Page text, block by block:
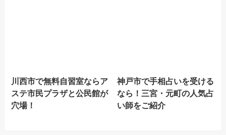
川西市で無料自習室ならア
ステ市民プラザと公民館が
穴場！
神戸市で手相占いを受ける
なら！三宮・元町の人気占
い師をご紹介